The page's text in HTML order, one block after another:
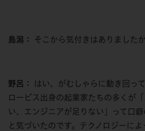
鳥潟： そこから気付きはありました
野呂：
はい、がむしゃらに動き回っ
ロービス出身の起業家たちの多くが
い、エンジニアが足りない」って口
と気づいたのです。テクノロジーに